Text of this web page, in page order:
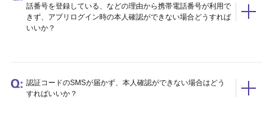
話番号を登録している、などの理由から携帯電話番号が利用で
きず、アプリログイン時の本人確認ができない場合どうすれば
いいか？
認証コードのSMSが届かず、本人確認ができない場合はどう
すればいいか？